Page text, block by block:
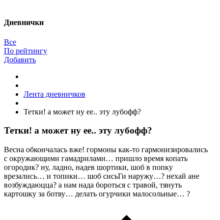
Дневнички
Все
По рейтингу
Добавить
Лента дневничков
Тетки! а может ну ее.. эту лубофф?
Тетки! а может ну ее.. эту лубофф?
Весна обкончалась вже! гормоны как-то гармонизировались
с окружающими гамадрилами… пришло время копать
огородик? ну, ладно, надев шортики, шоб в попку
врезались… и топики… шоб сисьГи наружу…? нехай ане
возбуждаюцца? а нам нада бороться с травой, тянуть
картошку за ботву… делать огурчики малосольные… ?